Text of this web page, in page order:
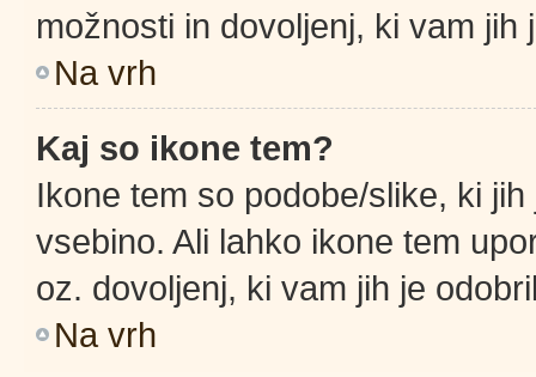
možnosti in dovoljenj, ki vam
Na vrh
Kaj so ikone tem?
Ikone tem so podobe/slike, ki
vsebino. Ali lahko ikone tem
oz. dovoljenj, ki vam jih je
Na vrh